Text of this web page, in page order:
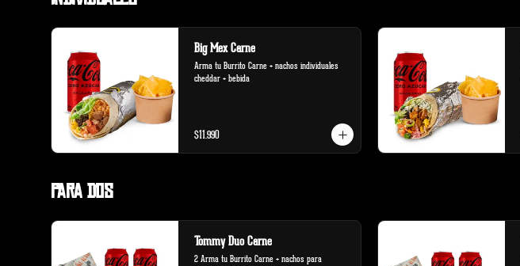
Big Mex Carne
Arma tu Burrito Carne + nachos individuales
cheddar + bebida
$11.990
Para Dos
Tommy Duo Carne
2 Arma tu Burrito Carne + nachos para